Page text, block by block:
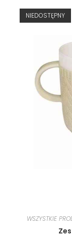
NIEDOSTĘPNY
WSZYSTKIE